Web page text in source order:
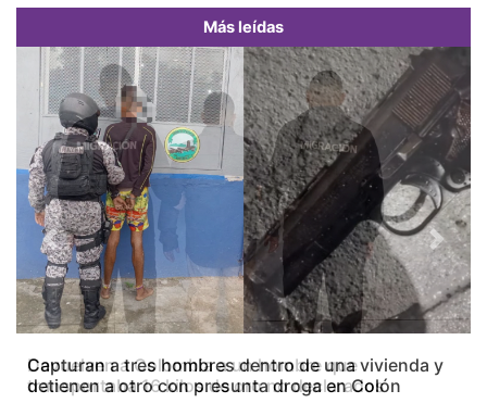
Más leídas
Capturan a tres hombres dentro de una vivienda y
detienen a otro con presunta droga en Colón
Previous Next